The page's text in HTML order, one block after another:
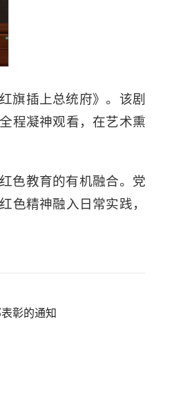
旗插上总统府》。该剧
程凝神观看，在艺术熏
色教育的有机融合。党
色精神融入日常实践，
彰的通知